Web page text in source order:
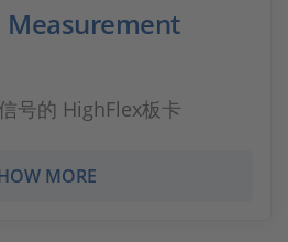
Measurement
号的 HighFlex板卡
MORE